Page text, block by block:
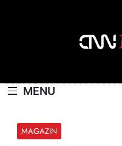
MENU
MAGAZIN